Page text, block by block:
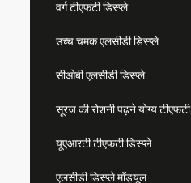
वर्ग टीएफटी डिस्प्ले
उच्च चमक एलसीडी डिस्प्ले
सीओबी एलसीडी डिस्प्ले
सूरज की रोशनी पढ़ने योग्य टीएफटी
यूएआरटी टीएफटी डिस्प्ले
एलसीडी डिस्प्ले मॉड्यूल